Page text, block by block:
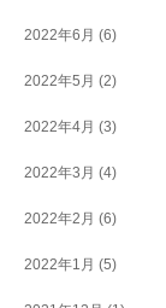
2022年6月 (6)
2022年5月 (2)
2022年4月 (3)
2022年3月 (4)
2022年2月 (6)
2022年1月 (5)